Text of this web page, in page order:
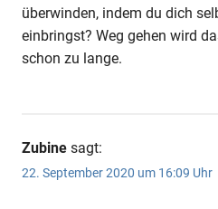
überwinden, indem du dich
einbringst? Weg gehen wird
schon zu lange.
Zubine sagt:
22. September 2020 um 16:09 Uhr